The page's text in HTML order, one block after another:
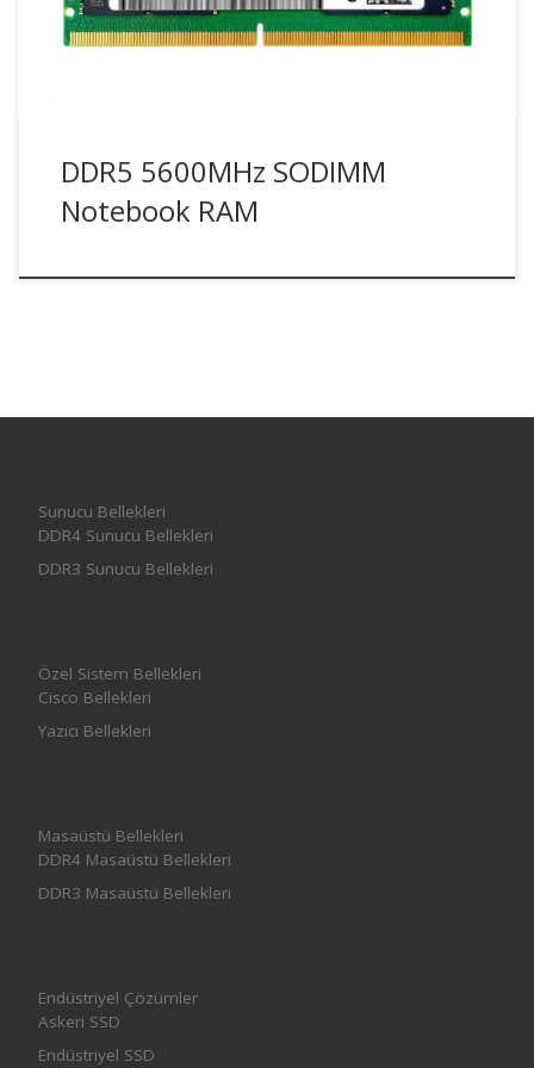
DDR5 5600MHz SODIMM
Notebook RAM
Sunucu Bellekleri
DDR4 Sunucu Bellekleri
DDR3 Sunucu Bellekleri
Özel Sistem Bellekleri
Cisco Bellekleri
Yazıcı Bellekleri
Masaüstü Bellekleri
DDR4 Masaüstü Bellekleri
DDR3 Masaüstü Bellekleri
Endüstriyel Çözümler
Askeri SSD
Endüstriyel SSD